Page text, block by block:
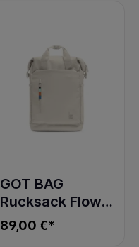
GOT BAG
Rucksack Flow
Pack soft shell
89,00 €*